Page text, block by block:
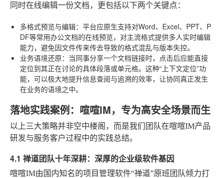
同时在线编辑一份文档，更包括以下两个关键点：
多格式预览与编辑：平台应原生支持对Word、Excel、PPT、P
DF等常用办公文档的在线预览，对主流格式提供多人实时编辑
能力，避免因文件传来传去导致的格式混乱与版本失控。
业务语境还原：当同事分享一个文档链接时，点击后应能直接
定位到其正在讨论的具体段落或单元格。这种“上下文定位”功
能，可以极大地提升信息查阅与追溯的效率，让协同真正发生
在业务的语境之中。
落地实践案例：喧喧IM，专为高安全场景而生
以上三大策略并非空中楼阁，而是我们团队在喧喧IM产品
研发与服务客户过程中的实践总结。
4.1 禅道团队十年深耕：深厚的企业级软件基因
喧喧IM由国内知名的项目管理软件“禅道”原班团队倾力打